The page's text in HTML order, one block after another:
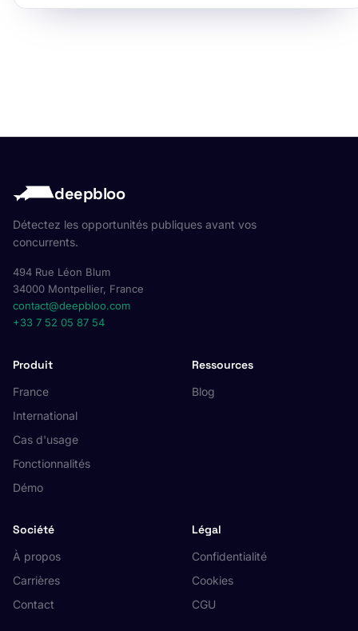
deepbloo
Détectez les opportunités publiques avant vos
concurrents.
494 Rue Léon Blum
34000 Montpellier, France
contact@deepbloo.com
+33 7 52 05 87 54
Produit
France
International
Cas d'usage
Fonctionnalités
Démo
Ressources
Blog
Société
À propos
Carrières
Contact
Légal
Confidentialité
Cookies
CGU